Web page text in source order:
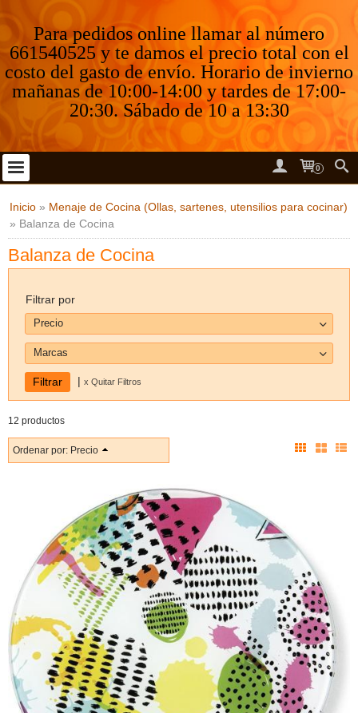
Para pedidos online llamar al número
661540525 y te damos el precio total con el
costo del gasto de envío. Horario de invierno
mañanas de 10:00-14:00 y tardes de 17:00-
20:30. Sábado de 10 a 13:30
0
Inicio » Menaje de Cocina (Ollas, sartenes, utensilios para cocinar)
» Balanza de Cocina
Balanza de Cocina
Filtrar por
Precio
Marcas
| x Quitar Filtros
12 productos
Ordenar por: Precio